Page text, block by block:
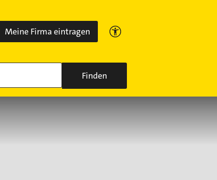
Meine Firma eintragen
Finden